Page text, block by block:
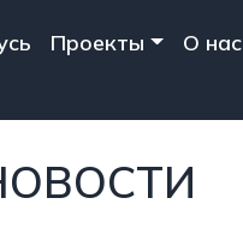
Проекты О нас